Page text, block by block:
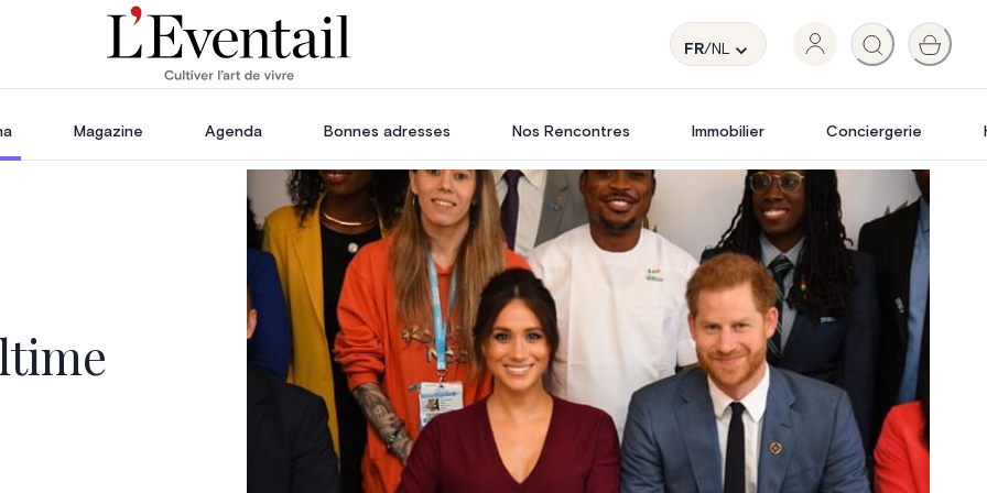
FR/NL
Voyage, Évasion & Escapade
Magazine Agenda Bonnes adresses Nos Rencontres Immobilier Conciergerie